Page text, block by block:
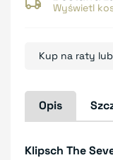
Wyświetl
Kup na raty
Opis
Klipsch The